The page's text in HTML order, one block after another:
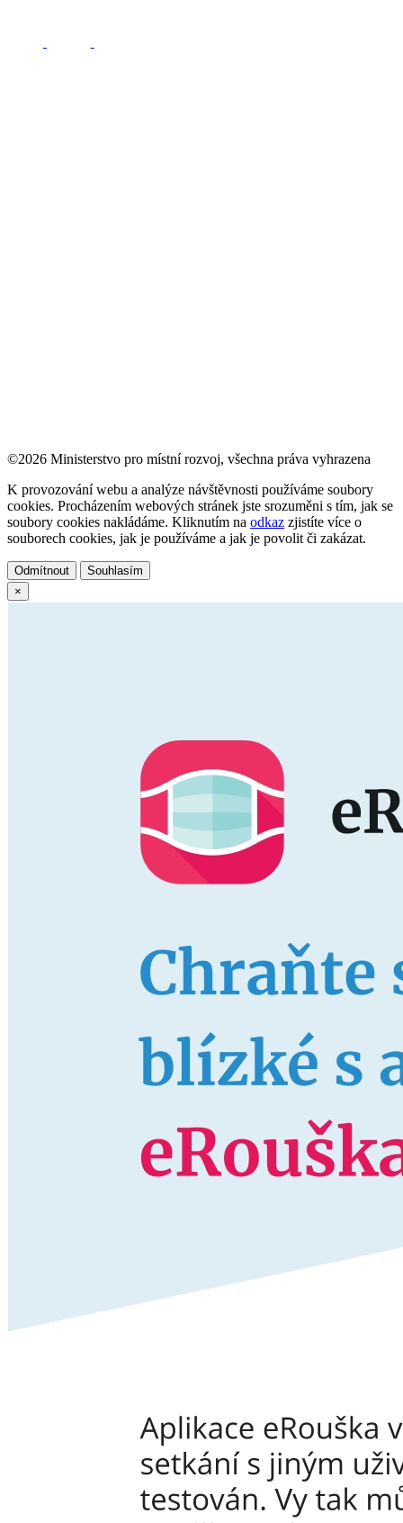
©2026 Ministerstvo pro místní rozvoj, všechna práva vyhrazena
K provozování webu a analýze návštěvnosti používáme soubory
cookies. Procházením webových stránek jste srozuměni s tím, jak se
soubory cookies nakládáme. Kliknutím na odkaz zjistíte více o
souborech cookies, jak je používáme a jak je povolit či zakázat.
Odmítnout
Souhlasím
×